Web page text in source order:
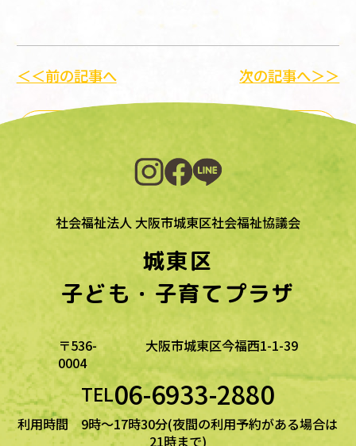
＜＜前の記事へ
一覧に戻る
次の記事へ＞＞
社会福祉法人 大阪市城東区社会福祉協議会
城東区
子ども・子育てプラザ
〒536-
0004
大阪市城東区今福西1-1-39
TEL06-6933-2880
利用時間 9時～17時30分(夜間の利用予約がある場合は
21時まで)